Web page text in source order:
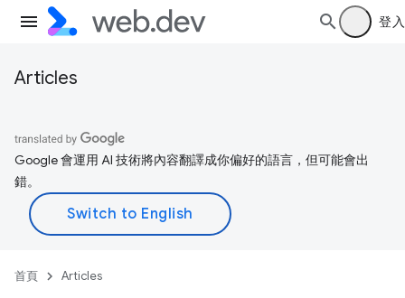
登入
Articles
Google 會運用 AI 技術將內容翻譯成你偏好的語言，但可能會出
錯。
首頁 Articles